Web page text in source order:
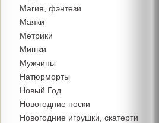
Магия, фэнтези
Маяки
Метрики
Мишки
Мужчины
Натюрморты
Новый Год
Новогодние носки
Новогодние игрушки, скатерти